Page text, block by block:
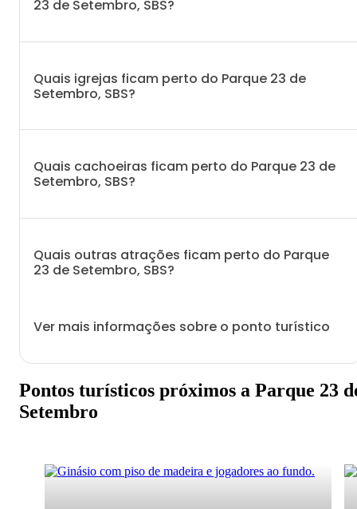
23 de Setembro, SBS?
Quais igrejas ficam perto do Parque 23 de
Setembro, SBS?
Quais cachoeiras ficam perto do Parque 23 de
Setembro, SBS?
Quais outras atrações ficam perto do Parque
23 de Setembro, SBS?
Ver mais informações sobre o ponto turístico
Pontos turísticos próximos a Parque 23
Setembro